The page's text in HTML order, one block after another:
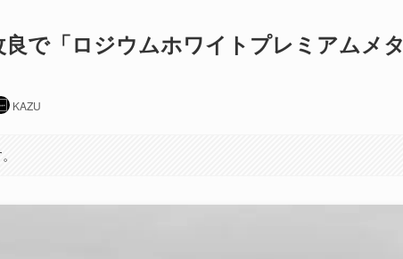
で「ロジウムホワイトプレミアムメタ
KAZU